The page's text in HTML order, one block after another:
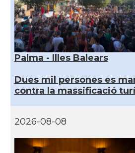
Palma - Illes Balears
Dues mil persones es
contra la massificació
2026-08-08